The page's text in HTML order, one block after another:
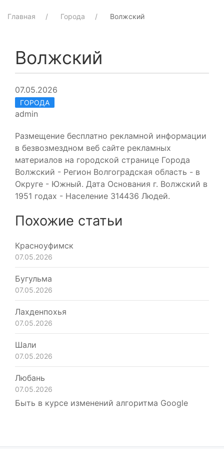
Главная Города Волжский
Волжский
07.05.2026
ГОРОДА
admin
Размещение бесплатно рекламной информации
в безвозмездном веб сайте рекламных
материалов на городской странице Города
Волжский - Регион Волгоградская область - в
Округе - Южный. Дата Основания г. Волжский в
1951 годах - Население 314436 Людей.
Похожие статьи
Красноуфимск
07.05.2026
Бугульма
07.05.2026
Лахденпохья
07.05.2026
Шали
07.05.2026
Любань
07.05.2026
Быть в курсе изменений алгоритма Google